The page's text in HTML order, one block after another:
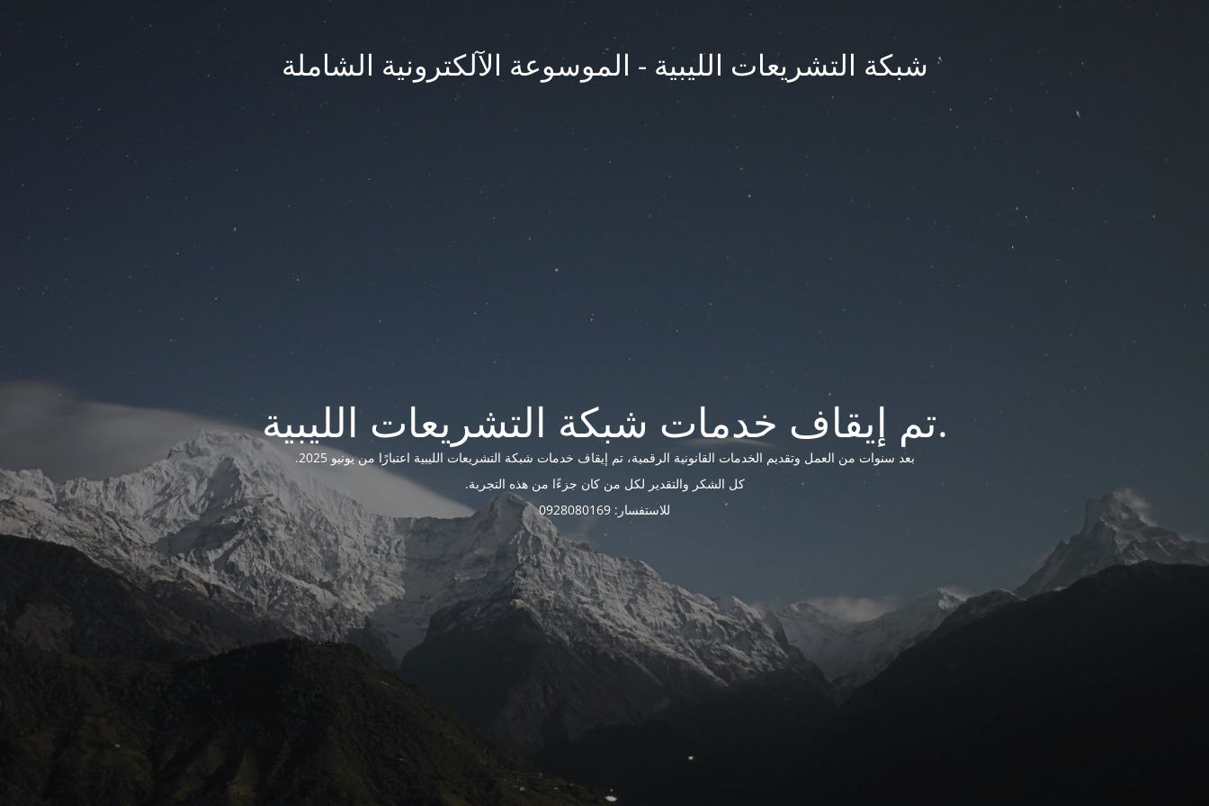
شبكة التشريعات الليبية - الموسوعة الآلكترونية الشاملة
تم إيقاف خدمات شبكة التشريعات الليبية.
بعد سنوات من العمل وتقديم الخدمات القانونية الرقمية، تم إيقاف خدمات شبكة التشريعات الليبية اعتبارًا من يونيو 2025.
كل الشكر والتقدير لكل من كان جزءًا من هذه التجربة.
للاستفسار: 0928080169